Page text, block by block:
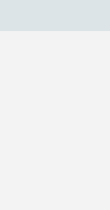
doch blockiert das